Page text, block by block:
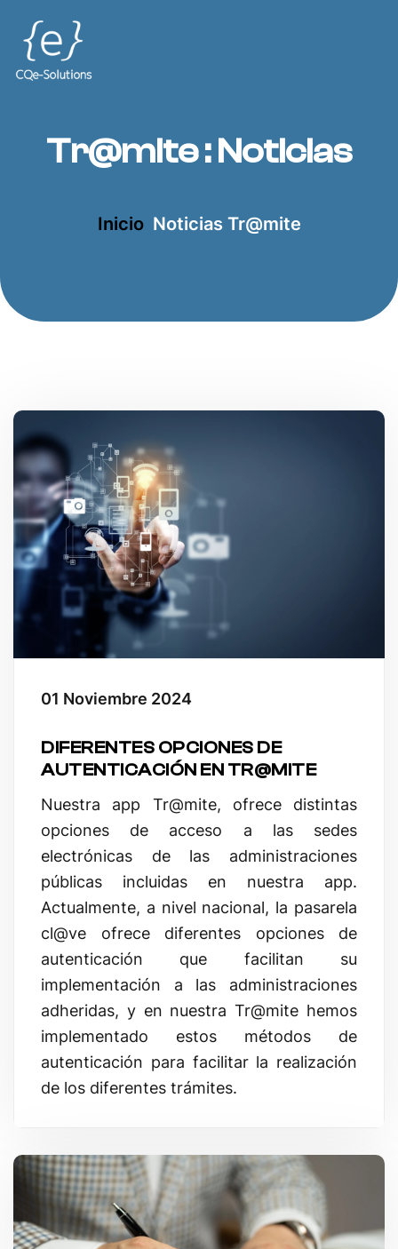
Tr@mite : Noticias
Inicio Noticias Tr@mite
DIFERENTES OPCIONES DE
AUTENTICACIÓN EN TR@MITE
01 Noviembre 2024
Nuestra app Tr@mite, ofrece distintas
opciones de acceso a las sedes
electrónicas de las administraciones
públicas incluidas en nuestra app.
Actualmente, a nivel nacional, la pasarela
cl@ve ofrece diferentes opciones de
autenticación que facilitan su
implementación a las administraciones
adheridas, y en nuestraTr@mite hemos
implementado estos métodos de
autenticación para facilitar la realización
de los diferentes trámites.